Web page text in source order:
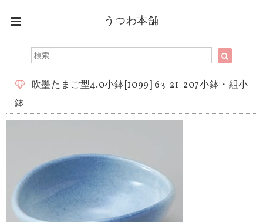
うつわ本舗
吹墨たまご型4.0小鉢[1099] 63-21-207小鉢・組小
鉢